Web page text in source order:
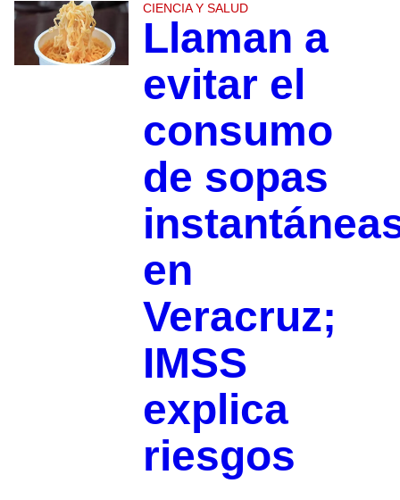
CIENCIA Y SALUD
Llaman a
evitar el
consumo
de sopas
en
Veracruz;
IMSS
explica
riesgos